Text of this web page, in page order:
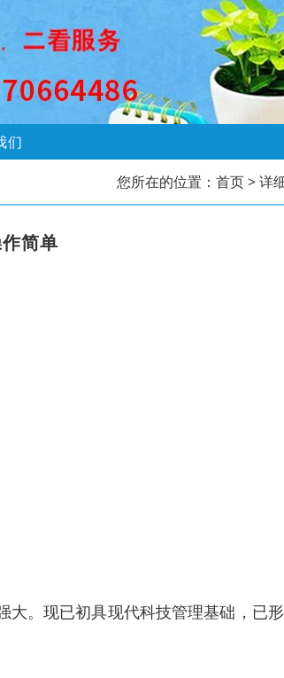
们
您所在的位置： 首页> 详
简单
大。现已初具现代科技管理基础，已